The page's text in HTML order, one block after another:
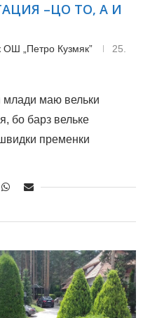
–ЦО ТО, А И
„Петро Кузмяк”
25.
маю вельки
бо барз вельке
пременки